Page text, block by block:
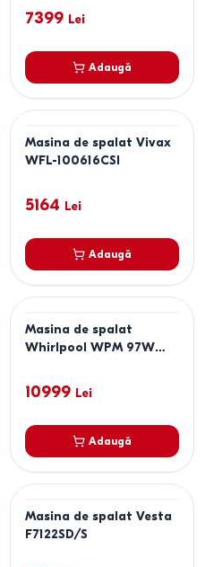
7399 Lei
Adaugă
Masina de spalat Vivax
WFL-100616CSI
5164 Lei
Adaugă
Masina de spalat
Whirlpool WPM 97W
10999 Lei
Adaugă
Masina de spalat Vesta
F7122SD/S